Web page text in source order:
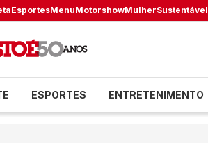
EsportesMenuMotorshowMulherSustentável
ESPORTES ENTRETENIMENTO